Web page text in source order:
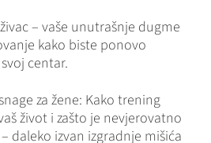
– vaše unutrašnje dugme
kako biste ponovo
centar.
za žene: Kako trening
život i zašto je nevjerovatno
daleko izvan izgradnje mišića